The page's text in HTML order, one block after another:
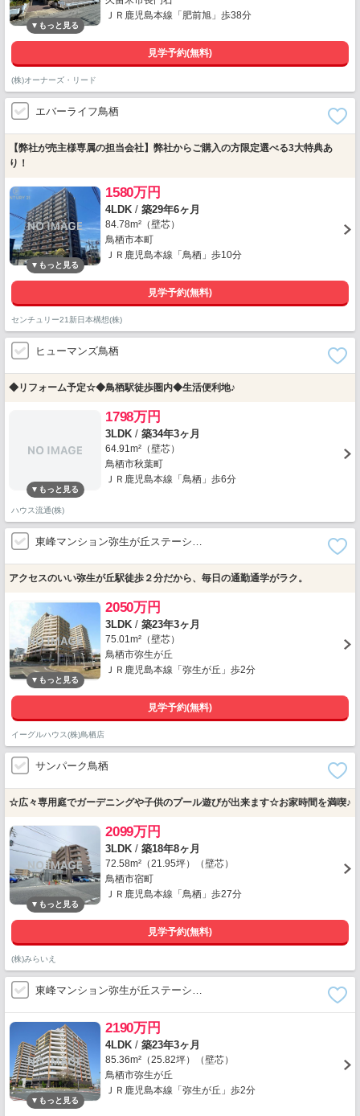
ＪＲ鹿児島本線「肥前旭」歩38分
見学予約(無料)
(株)オーナーズ・リード
エバーライフ鳥栖
【弊社が売主様専属の担当会社】弊社からご購入の方限定選べる3大特典あ
り！
1580万円
4LDK / 築29年6ヶ月
84.78m²（壁芯）
鳥栖市本町
ＪＲ鹿児島本線「鳥栖」歩10分
見学予約(無料)
センチュリー21新日本構想(株)
ヒューマンズ鳥栖
◆リフォーム予定☆◆鳥栖駅徒歩圏内◆生活便利地♪
1798万円
3LDK / 築34年3ヶ月
64.91m²（壁芯）
鳥栖市秋葉町
ＪＲ鹿児島本線「鳥栖」歩6分
ハウス流通(株)
東峰マンション弥生が丘ステーシ…
アクセスのいい弥生が丘駅徒歩２分だから、毎日の通勤通学がラク。
2050万円
3LDK / 築23年3ヶ月
75.01m²（壁芯）
鳥栖市弥生が丘
ＪＲ鹿児島本線「弥生が丘」歩2分
見学予約(無料)
イーグルハウス(株)鳥栖店
サンパーク鳥栖
☆広々専用庭でガーデニングや子供のプール遊びが出来ます☆お家時間を満喫♪
2099万円
3LDK / 築18年8ヶ月
72.58m²（21.95坪）（壁芯）
鳥栖市宿町
ＪＲ鹿児島本線「鳥栖」歩27分
見学予約(無料)
(株)みらいえ
東峰マンション弥生が丘ステーシ…
2190万円
4LDK / 築23年3ヶ月
85.36m²（25.82坪）（壁芯）
鳥栖市弥生が丘
ＪＲ鹿児島本線「弥生が丘」歩2分